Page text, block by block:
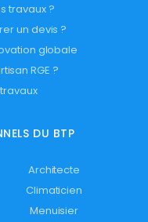
travaux ?
un devis ?
globale
RGE ?
DU BTP
Architecte
Climaticien
Menuisier